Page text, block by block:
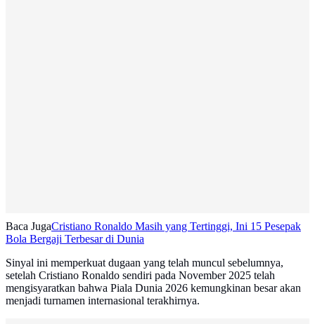
Baca JugaCristiano Ronaldo Masih yang Tertinggi, Ini 15 Pesepak
Bola Bergaji Terbesar di Dunia
Sinyal ini memperkuat dugaan yang telah muncul sebelumnya,
setelah Cristiano Ronaldo sendiri pada November 2025 telah
mengisyaratkan bahwa Piala Dunia 2026 kemungkinan besar akan
menjadi turnamen internasional terakhirnya.